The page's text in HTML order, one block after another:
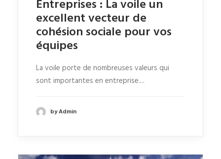
Entreprises : La voile un
excellent vecteur de
cohésion sociale pour vos
équipes
La voile porte de nombreuses valeurs qui
sont importantes en entreprise....
by Admin